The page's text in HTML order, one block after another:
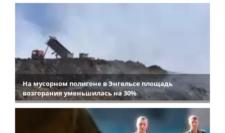
На мусорном полигоне в Энгельсе площадь
возгорания уменьшилась на 30%